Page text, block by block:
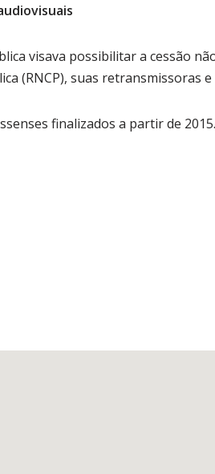
visava possibilitar a cessão
(RNCP), suas retransmissoras
finalizados a partir de 2015.